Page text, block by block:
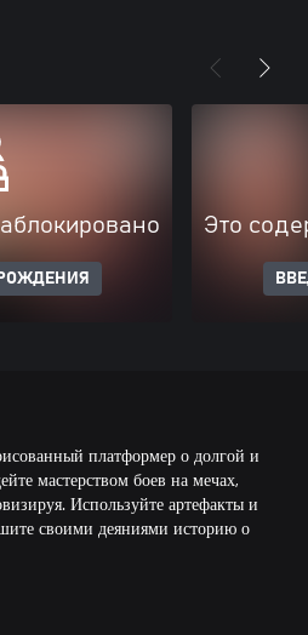
Это
платформер о долгой и
мастерством боев на мечах,
Используйте артефакты и
своими деяниями историю о